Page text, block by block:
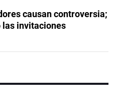
causan controversia;
las invitaciones